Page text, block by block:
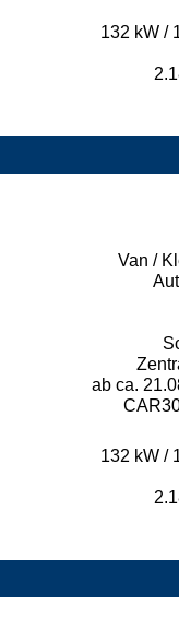
132 kW /
Van /
ab ca.
132 kW /